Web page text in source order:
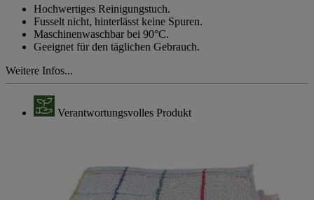
derselben
Seite.
Hochwertiges Reinigungstuch.
Fusselt nicht, hinterlässt keine Spuren.
Maschinenwaschbar bei 90°C.
Geeignet für den täglichen Gebrauch.
Weitere Infos...
Verantwortungsvolles Produkt